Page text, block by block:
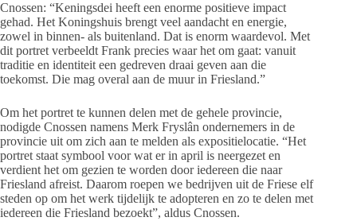
Cnossen: “Keningsdei heeft een enorme positieve impact
gehad. Het Koningshuis brengt veel aandacht en energie,
zowel in binnen- als buitenland. Dat is enorm waardevol. Met
dit portret verbeeldt Frank precies waar het om gaat: vanuit
traditie en identiteit een gedreven draai geven aan die
toekomst. Die mag overal aan de muur in Friesland.”
Om het portret te kunnen delen met de gehele provincie,
nodigde Cnossen namens Merk Fryslân ondernemers in de
provincie uit om zich aan te melden als expositielocatie. “Het
portret staat symbool voor wat er in april is neergezet en
verdient het om gezien te worden door iedereen die naar
Friesland afreist. Daarom roepen we bedrijven uit de Friese elf
steden op om het werk tijdelijk te adopteren en zo te delen met
iedereen die Friesland bezoekt”, aldus Cnossen.